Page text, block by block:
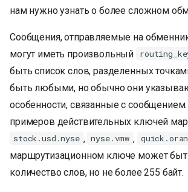
нам нужно узнать о более сложном
Сообщения, отправляемые на
могут иметь произвольный
быть список слов, разделенных
быть любыми, но обычно они
особенности, связанные с
примеров действительных ключей
stock.usd.nyse , nyse.vmw ,
маршрутизационном ключе может
количество слов, но не более 255 байт.